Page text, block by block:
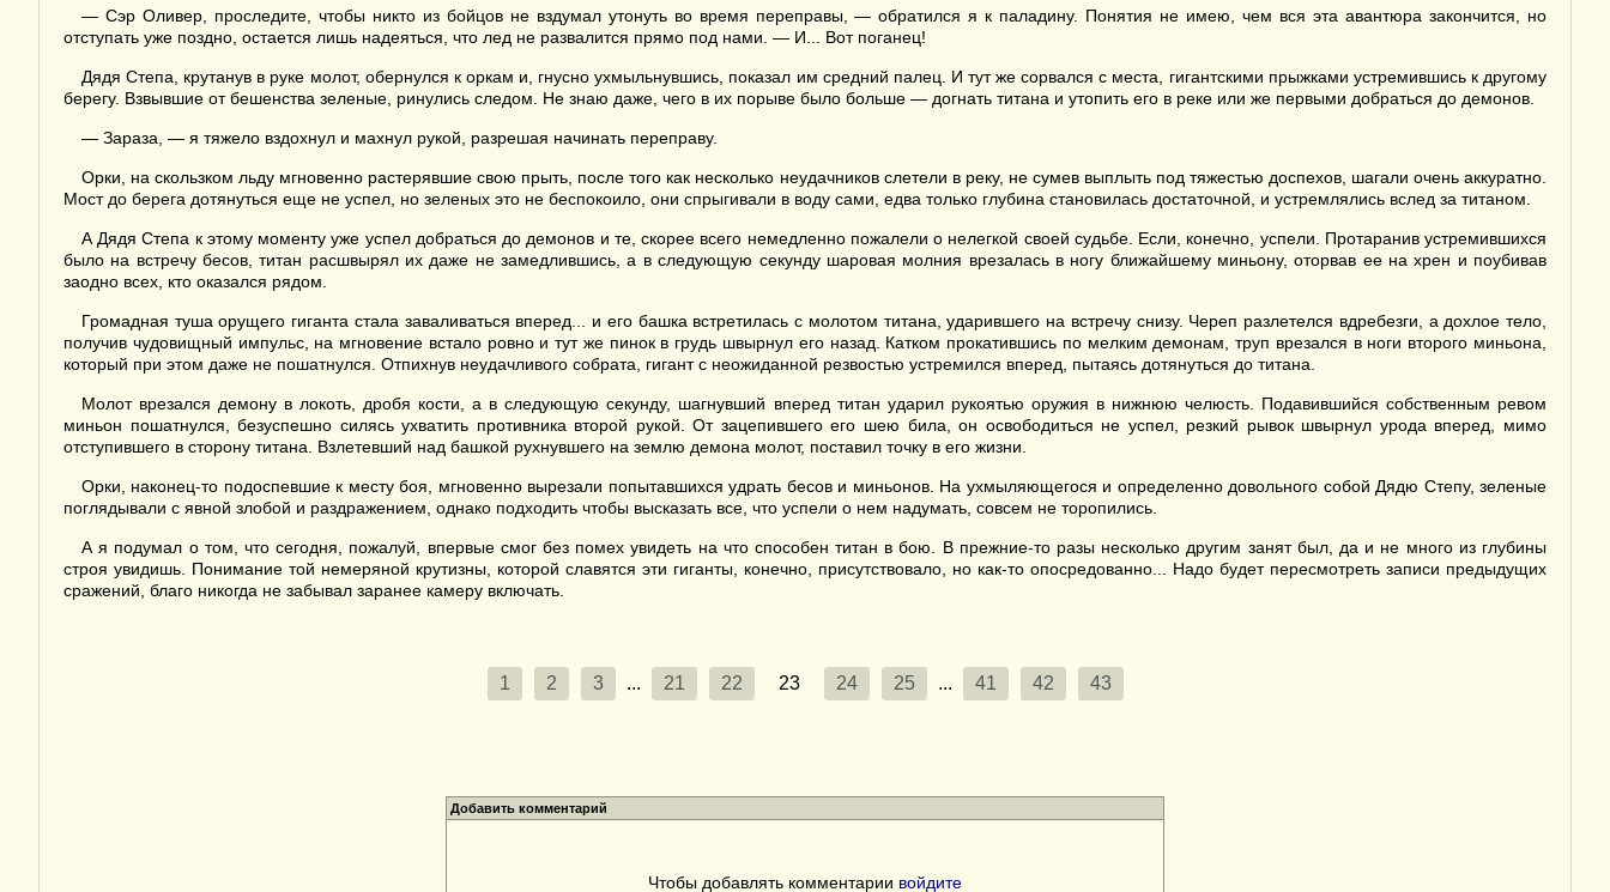
— Сэр Оливер, проследите, чтобы никто из бойцов не вздумал утонуть во время переправы, — обратился я к паладину. Понятия не имею, чем вся эта авантюра закончится, но
отступать уже поздно, остается лишь надеяться, что лед не развалится прямо под нами. — И... Вот поганец!
Дядя Степа, крутанув в руке молот, обернулся к оркам и, гнусно ухмыльнувшись, показал им средний палец. И тут же сорвался с места, гигантскими прыжками устремившись к другому
берегу. Взвывшие от бешенства зеленые, ринулись следом. Не знаю даже, чего в их порыве было больше — догнать титана и утопить его в реке или же первыми добраться до демонов.
— Зараза, — я тяжело вздохнул и махнул рукой, разрешая начинать переправу.
Орки, на скользком льду мгновенно растерявшие свою прыть, после того как несколько неудачников слетели в реку, не сумев выплыть под тяжестью доспехов, шагали очень аккуратно.
Мост до берега дотянуться еще не успел, но зеленых это не беспокоило, они спрыгивали в воду сами, едва только глубина становилась достаточной, и устремлялись вслед за титаном.
А Дядя Степа к этому моменту уже успел добраться до демонов и те, скорее всего немедленно пожалели о нелегкой своей судьбе. Если, конечно, успели. Протаранив устремившихся
было на встречу бесов, титан расшвырял их даже не замедлившись, а в следующую секунду шаровая молния врезалась в ногу ближайшему миньону, оторвав ее на хрен и поубивав
заодно всех, кто оказался рядом.
Громадная туша орущего гиганта стала заваливаться вперед... и его башка встретилась с молотом титана, ударившего на встречу снизу. Череп разлетелся вдребезги, а дохлое тело,
получив чудовищный импульс, на мгновение встало ровно и тут же пинок в грудь швырнул его назад. Катком прокатившись по мелким демонам, труп врезался в ноги второго миньона,
который при этом даже не пошатнулся. Отпихнув неудачливого собрата, гигант с неожиданной резвостью устремился вперед, пытаясь дотянуться до титана.
Молот врезался демону в локоть, дробя кости, а в следующую секунду, шагнувший вперед титан ударил рукоятью оружия в нижнюю челюсть. Подавившийся собственным ревом
миньон пошатнулся, безуспешно силясь ухватить противника второй рукой. От зацепившего его шею била, он освободиться не успел, резкий рывок швырнул урода вперед, мимо
отступившего в сторону титана. Взлетевший над башкой рухнувшего на землю демона молот, поставил точку в его жизни.
Орки, наконец-то подоспевшие к месту боя, мгновенно вырезали попытавшихся удрать бесов и миньонов. На ухмыляющегося и определенно довольного собой Дядю Степу, зеленые
поглядывали с явной злобой и раздражением, однако подходить чтобы высказать все, что успели о нем надумать, совсем не торопились.
А я подумал о том, что сегодня, пожалуй, впервые смог без помех увидеть на что способен титан в бою. В прежние-то разы несколько другим занят был, да и не много из глубины
строя увидишь. Понимание той немеряной крутизны, которой славятся эти гиганты, конечно, присутствовало, но как-то опосредованно... Надо будет пересмотреть записи предыдущих
сражений, благо никогда не забывал заранее камеру включать.
1 2 3 ... 21 22 23 24 25 ... 41 42 43
Добавить комментарий
Чтобы добавлять комментарии войдите